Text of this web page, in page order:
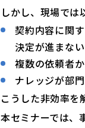
しかし、現場では
契約内容に関
決定が進まない
複数の依頼者
ナレッジが部
こうした非効率を
本セミナーでは、